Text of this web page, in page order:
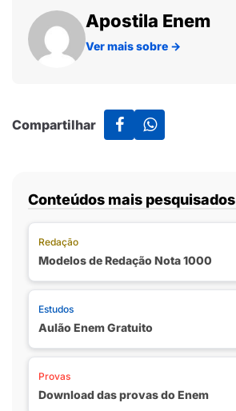
Apostila Enem
Ver mais sobre →
Compartilhar
Conteúdos mais pesquisados
Redação
Modelos de Redação Nota 1000
Estudos
Aulão Enem Gratuito
Provas
Download das provas do Enem